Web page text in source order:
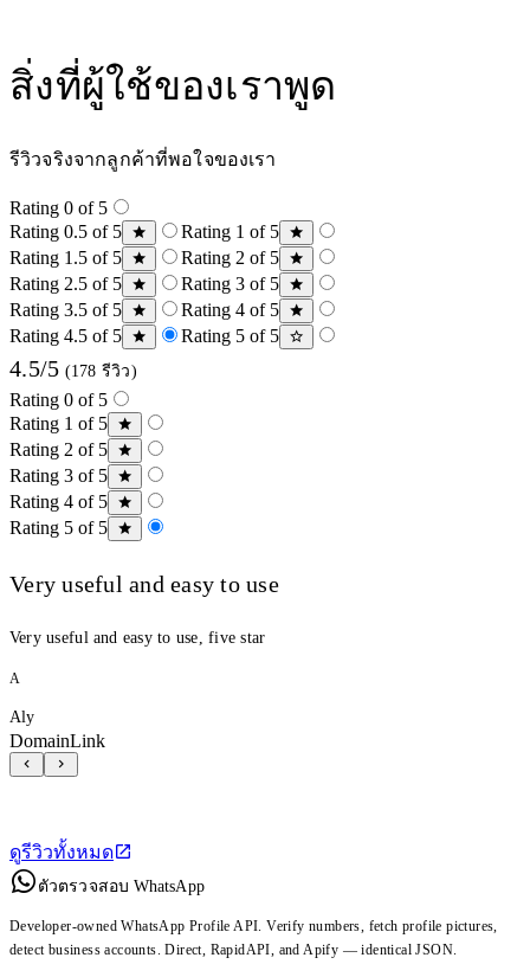
สิ่งที่ผู้ใช้ของเราพูด
รีวิวจริงจากลูกค้าที่พอใจของเรา
Rating 0 of 5
Rating 0.5 of 5
Rating 1 of 5
Rating 1.5 of 5
Rating 2 of 5
Rating 2.5 of 5
Rating 3 of 5
Rating 3.5 of 5
Rating 4 of 5
Rating 4.5 of 5
Rating 5 of 5
4.5/5 (178 รีวิว)
Rating 0 of 5
Rating 1 of 5
Rating 2 of 5
Rating 3 of 5
Rating 4 of 5
Rating 5 of 5
Very useful and easy to use
Very useful and easy to use, five star
A
Aly
DomainLink
ดูรีวิวทั้งหมด
ตัวตรวจสอบ WhatsApp
Developer-owned WhatsApp Profile API. Verify numbers, fetch profile pictures,
detect business accounts. Direct, RapidAPI, and Apify — identical JSON.